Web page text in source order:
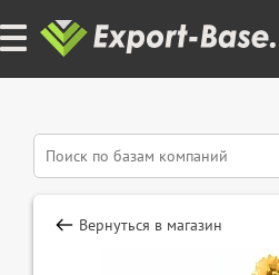
Вернуться в магазин